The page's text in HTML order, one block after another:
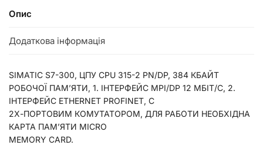
Опис
Додаткова інформація
SIMATIC S7-300, ЦПУ CPU 315-2 PN/DP, 384 КБАЙТ
РОБОЧОЇ ПАМ’ЯТИ, 1. ІНТЕРФЕЙС MPI/DP 12 МБІТ/С, 2.
ІНТЕРФЕЙС ETHERNET PROFINET, С
2Х-ПОРТОВИМ КОМУТАТОРОМ, ДЛЯ РАБОТИ НЕОБХІДНА
КАРТА ПАМ’ЯТИ MICRO
MEMORY CARD.